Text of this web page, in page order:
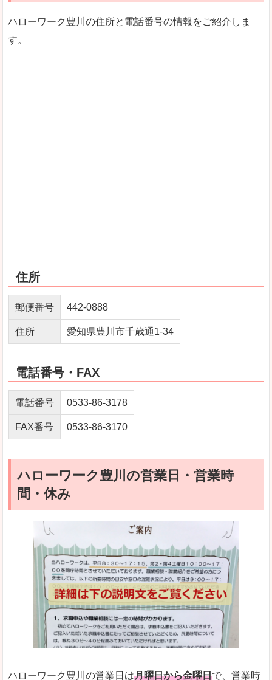
ハローワーク豊川の住所と電話番号の情報をご紹介しま
す。
住所
郵便番号 442-0888
住所 愛知県豊川市千歳通1-34
電話番号・FAX
電話番号 0533-86-3178
FAX番号 0533-86-3170
ハローワーク豊川の営業日・営業時
間・休み
ハローワーク豊川の営業日は月曜日から金曜日で、営業時